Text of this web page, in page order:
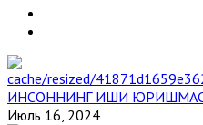
ИНСОННИНГ ИШИ
Июль 16, 2024